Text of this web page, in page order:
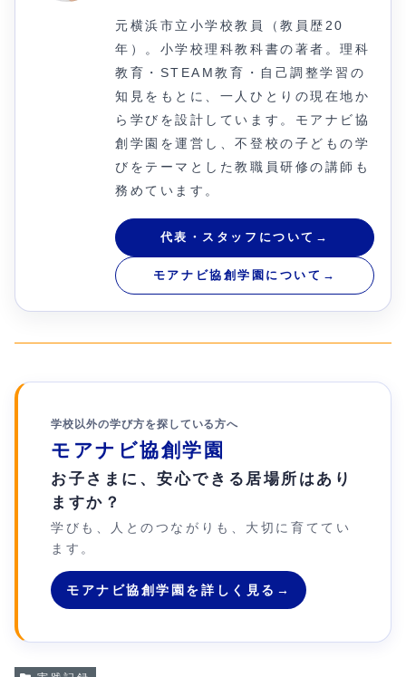
元横浜市立小学校教員（教員歴20
年）。小学校理科教科書の著者。理科
教育・STEAM教育・自己調整学習の
知見をもとに、一人ひとりの現在地か
ら学びを設計しています。モアナビ協
創学園を運営し、不登校の子どもの学
びをテーマとした教職員研修の講師も
務めています。
代表・スタッフについて →
モアナビ協創学園について →
学校以外の学び方を探している方へ
モアナビ協創学園
お子さまに、安心できる居場所はあり
ますか？
学びも、人とのつながりも、大切に育ててい
ます。
モアナビ協創学園を詳しく見る →